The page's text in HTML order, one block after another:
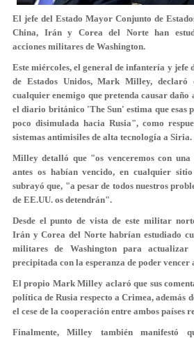
El jefe del Estado Mayor Conjunto de
China, Irán y Corea del Norte han
acciones militares de Washington.
Este miércoles, el general de infantería y jefe
de Estados Unidos, Mark Milley,
cualquier enemigo que pretenda causar daño
el diario británico 'The Sun' estima que esas
poco disimulada hacia Rusia", como
sistemas antimisiles de alta tecnología a Siria.
Milley detalló que "os venceremos con una
antes os habían vencido, en cualquier
subrayó que, "a pesar de todos nuestros
de EE.UU. os detendrán".
Desde el punto de vista de este militar
Irán y Corea del Norte habrían estudiado
militares de Washington para actualizar
precipitada con la esperanza de poder vencer
El propio Mark Milley aclaró que sus
política de Rusia respecto a Crimea, además
el cese de la cooperación entre ambos países
Finalmente, Milley también manifestó